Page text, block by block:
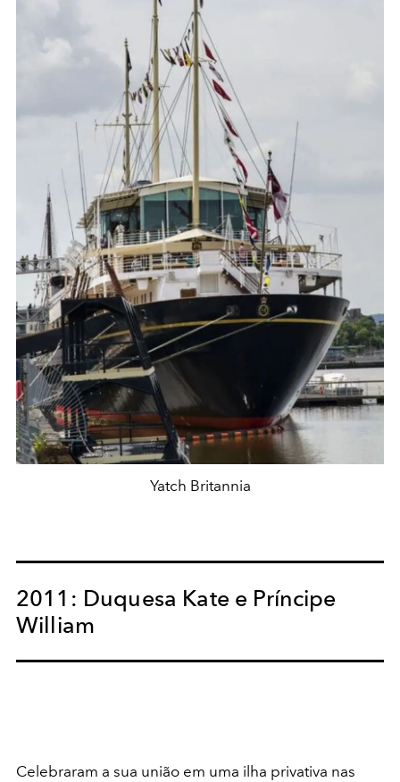
Yatch Britannia
2011: Duquesa Kate e Príncipe
William
Celebraram a sua união em uma ilha privativa nas